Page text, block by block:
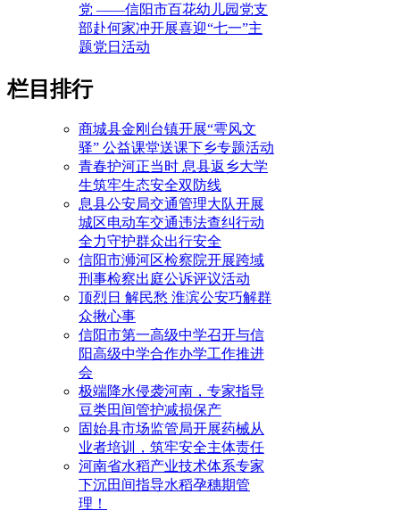
党 ——信阳市百花幼儿园党支
部赴何家冲开展喜迎“七一”主
题党日活动
栏目排行
商城县金刚台镇开展“雩风文
驿” 公益课堂送课下乡专题活动
青春护河正当时 息县返乡大学
生筑牢生态安全双防线
息县公安局交通管理大队开展
城区电动车交通违法查纠行动
全力守护群众出行安全
信阳市浉河区检察院开展跨域
刑事检察出庭公诉评议活动
顶烈日 解民愁 淮滨公安巧解群
众揪心事
信阳市第一高级中学召开与信
阳高级中学合作办学工作推进
会
极端降水侵袭河南，专家指导
豆类田间管护减损保产
固始县市场监管局开展药械从
业者培训，筑牢安全主体责任
河南省水稻产业技术体系专家
下沉田间指导水稻孕穗期管
理！